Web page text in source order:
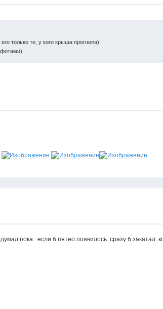
только те, у кого крыша прогнила)
пока...если б пятно появилось..сразу б закатал.